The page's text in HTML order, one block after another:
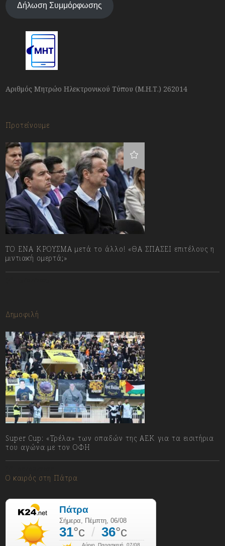
Δήλωση Συμμόρφωσης
Αριθμός Μητρώο Ηλεκτρονικού Τύπου (Μ.Η.Τ.) 262014
Προτείνουμε
ΤΟ ΕΝΑ ΚΡΟΥΣΜΑ μετά το άλλο! «ΘΑ ΣΠΑΣΕΙ επιτέλους η
μιντιακή ομερτά;»
Δημοφιλή
Super Cup: «Τρέλα» των οπαδών της ΑΕΚ για τα εισιτήρια
του αγώνα με τον ΟΦΗ
Ο καιρός στη Πάτρα